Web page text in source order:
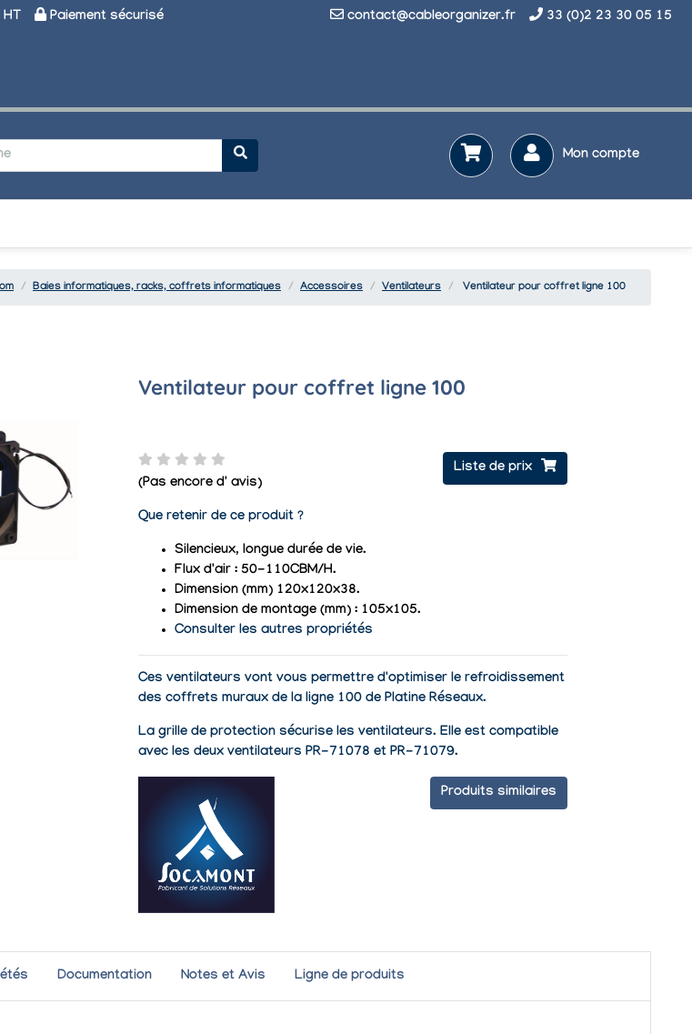
Paiement sécurisé contact@cableorganizer.fr 33 (0)2 23 30 05 15
Mon compte
Baies informatiques, racks, coffrets informatiques Accessoires Ventilateurs Ventilateur pour coffret ligne 100
Ventilateur pour coffret ligne 100
(Pas encore d' avis)
Liste de prix
Que retenir de ce produit ?
Silencieux, longue durée de vie.
Flux d'air : 50-110CBM/H.
Dimension (mm) 120x120x38.
Dimension de montage (mm) : 105x105.
Consulter les autres propriétés
Cesventilateurs vont vous permettre d'optimiser le refroidissement
des coffrets muraux de la ligne 100 de Platine Réseaux.
Lagrille de protectionsécurise les ventilateurs. Elle est compatible
avec les deux ventilateurs PR-71078 et PR-71079.
Produits similaires
Documentation Notes et Avis Ligne de produits